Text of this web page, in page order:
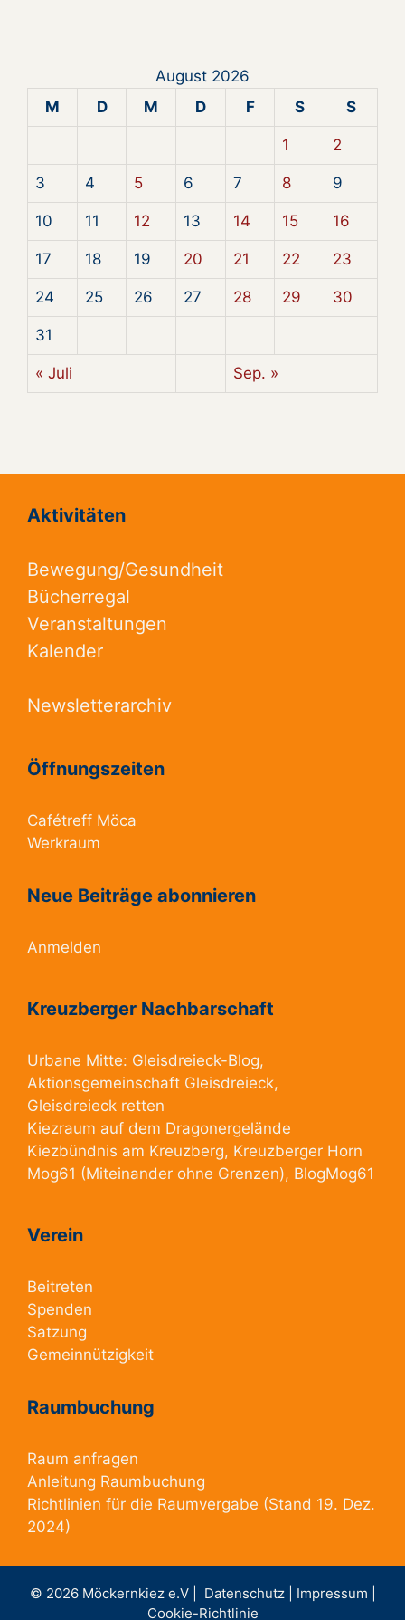
August 2026
M
D M D F S S
1 2
3 4 5 6 7 8 9
10 11 12 13 14 15 16
17 18 19 20 21 22 23
24 25 26 27 28 29 30
31
« Juli Sep. »
Aktivitäten
Bewegung/Gesundheit
Bücherregal
Veranstaltungen
Kalender
Newsletterarchiv
Öffnungszeiten
Cafétreff Möca
Werkraum
Neue Beiträge abonnieren
Anmelden
Kreuzberger Nachbarschaft
Urbane Mitte: Gleisdreieck-Blog,
Aktionsgemeinschaft Gleisdreieck,
Gleisdreieck retten
Kiezraum auf dem Dragonergelände
Kiezbündnis am Kreuzberg, Kreuzberger Horn
Mog61 (Miteinander ohne Grenzen), BlogMog61
Verein
Beitreten
Spenden
Satzung
Gemeinnützigkeit
Raumbuchung
Raum anfragen
Anleitung Raumbuchung
Richtlinien für die Raumvergabe (Stand 19. Dez.
2024)
© 2026 Möckernkiez e.V | Datenschutz | Impressum |
Cookie-Richtlinie